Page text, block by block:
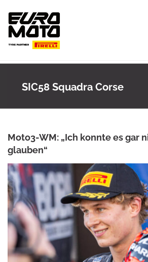
content
SIC58 Squadra Corse
Moto3-WM: „Ich konnte es gar
glauben“
ANKE WIECZOREK